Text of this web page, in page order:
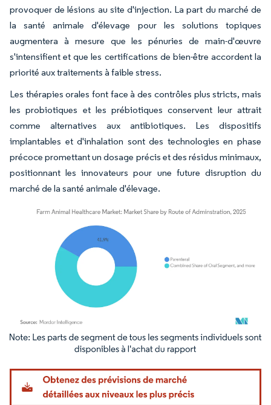
provoquer de lésions au site d'injection. La part du marché de
la santé animale d'élevage pour les solutions topiques
augmentera à mesure que les pénuries de main-d'œuvre
s'intensifient et que les certifications de bien-être accordent la
priorité aux traitements à faible stress.
Les thérapies orales font face à des contrôles plus stricts, mais
les probiotiques et les prébiotiques conservent leur attrait
comme alternatives aux antibiotiques. Les dispositifs
implantables et d'inhalation sont des technologies en phase
précoce promettant un dosage précis et des résidus minimaux,
positionnant les innovateurs pour une future disruption du
marché de la santé animale d'élevage.
Image © Mordor Intelligence. La réutilisation nécessite une attribution sous CC BY